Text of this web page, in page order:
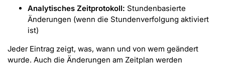
Analytisches Zeitprotokoll: Stundenbasierte
Änderungen (wenn die Stundenverfolgung aktiviert
ist)
Jeder Eintrag zeigt, was, wann und von wem geändert
wurde. Auch die Änderungen am Zeitplan werden